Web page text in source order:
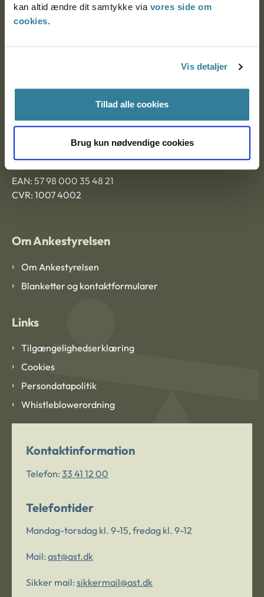
kan altid ændre dit samtykke via vores side om
cookies.
Vis detaljer
Tillad alle cookies
Brug kun nødvendige cookies
Postadresse:
Ankestyrelsen Aalborg
EAN: 57 98 000 35 48 21
CVR: 1007 4002
Om Ankestyrelsen
Om Ankestyrelsen
Blanketter og kontaktformularer
Links
Tilgængelighedserklæring
Cookies
Persondatapolitik
Whistleblowerordning
Kontaktinformation
Telefon: 33 41 12 00
Telefontider
Mandag-torsdag kl. 9-15, fredag kl. 9-12
Mail: ast@ast.dk
Sikker mail: sikkermail@ast.dk